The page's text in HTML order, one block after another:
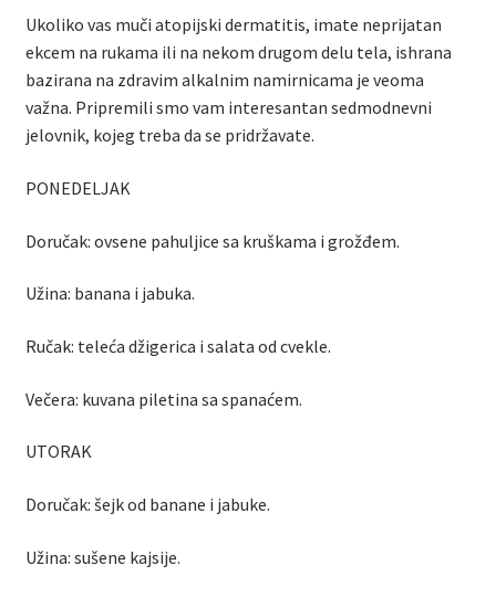
Ukoliko vas muči atopijski dermatitis, imate neprijatan
ekcem na rukama ili na nekom drugom delu tela, ishrana
bazirana na zdravim alkalnim namirnicama je veoma
važna. Pripremili smo vam interesantan sedmodnevni
jelovnik, kojeg treba da se pridržavate.
PONEDELJAK
Doručak: ovsene pahuljice sa kruškama i grožđem.
Užina: banana i jabuka.
Ručak: teleća džigerica i salata od cvekle.
Večera: kuvana piletina sa spanaćem.
UTORAK
Doručak: šejk od banane i jabuke.
Užina: sušene kajsije.